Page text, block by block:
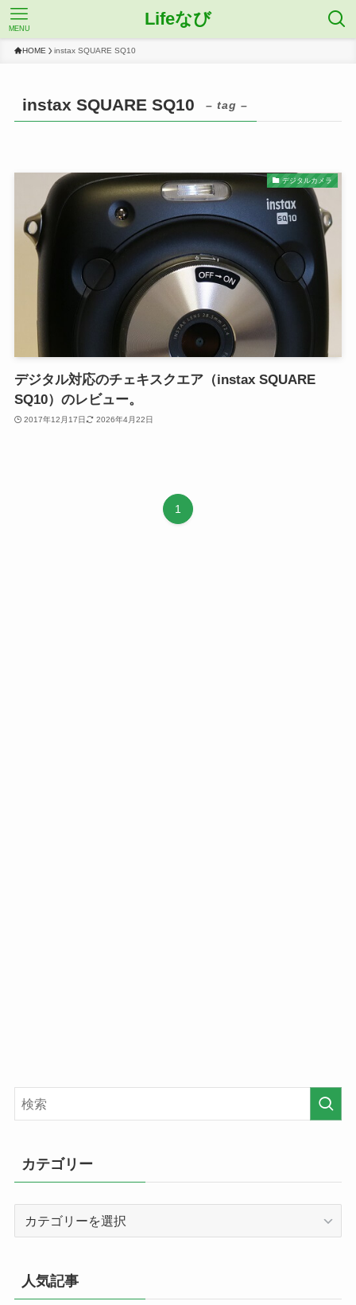
Lifeなび
MENU
HOME instax SQUARE SQ10
instax SQUARE SQ10 – tag –
デジタルカメラ
デジタル対応のチェキスクエア（instax SQUARE
SQ10）のレビュー。
2017年12月17日 2026年4月22日
1
カテゴリー
ー
人気記事